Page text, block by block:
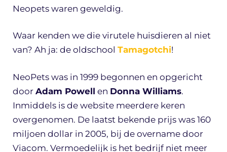
Neopets waren geweldig.
Waar kenden we die virutele huisdieren al niet
van? Ah ja: de oldschool Tamagotchi!
NeoPets was in 1999 begonnen en opgericht
door Adam Powell en Donna Williams.
Inmiddels is de website meerdere keren
overgenomen. De laatst bekende prijs was 160
miljoen dollar in 2005, bij de overname door
Viacom. Vermoedelijk is het bedrijf niet meer